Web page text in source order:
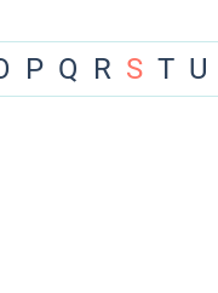
P Q R S T U